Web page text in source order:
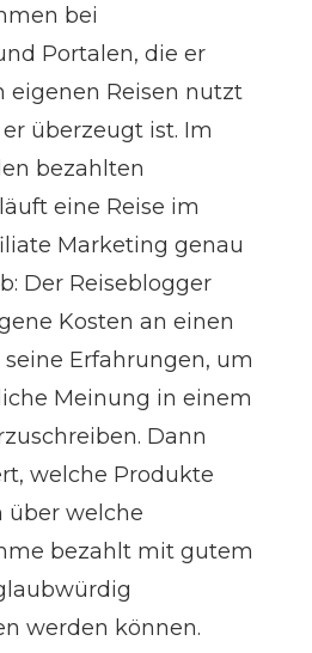
bei
Portalen, die er
eigenen Reisen nutzt
überzeugt ist. Im
bezahlten
eine Reise im
Marketing genau
Der Reiseblogger
Kosten an einen
Erfahrungen, um
Meinung in einem
Dann
welche Produkte
über welche
bezahlt mit gutem
werden können.